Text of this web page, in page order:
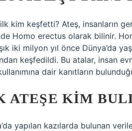
kim keşfetti? Ateş, insanların
Homo erectus olarak bilinir.
iki milyon yıl önce Dünya’da
keşfedildi. Bu atalar, insan
dair kanıtların
ATEŞE KIM
yapılan kazılarda bulunan